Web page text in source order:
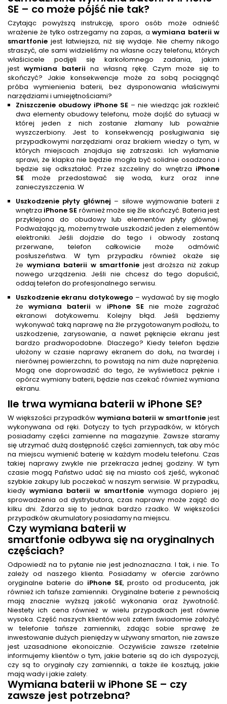
SE – co może pójść nie tak?
Czytając powyższą instrukcję, sporo osób może odnieść
wrażenie że tylko ostrzegamy na zapas, awymiana baterii w
smartfonie jest łatwiejsza, niż się wydaje. Nie chemy nikogo
straszyć, ale sami widzieliśmy na własne oczy telefonu, których
właśicicele podjęli się karkołomnego zadania, jakim
jestwymiana baterii na własną rękę. Czym może się to
skończyć? Jakie konsekwencje może za sobą pociągnąć
próba wymienienia baterii, bez dysponowania właściwymi
narzędziami i umiejętnościami?
Zniszczenie obudowy iPhone SE – nie wiedząc jak rozkleić
dwa elementy obudowy telefonu, może dojść do sytuacji w
której jeden z nich zostanie złamany lub poważnie
wyszczerbiony. Jest to konsekwencją posługiwania się
przypadkowymi narzędziami oraz brakiem wiedzy o tym, w
których miejscach znajduja się zatrszaski. Ich wyłamanie
sprawi, że klapka nie będzie mogła być solidnie osadzona i
będzie się odkształać. Przez szczeliny do wnętrza iPhone
SE może przedostawać się woda, kurz oraz inne
zanieczyszczenia. W
Uszkodzenie płyty głównej – siłowe wyjmowanie baterii z
wnętrza iPhone SE również może się źle skończyć. Bateria jest
przyklejona do obudowy lub elementów płyty głównej.
Podważając ją, możemy trwale uszkodzić jeden z elementów
elektroniki. Jeśli dojdzie do tego i obwody zostaną
przerwane, telefon całkowicie może odmówić
posłuszeństwa. W tym przypadku również okaże się
że wymiana baterii w smartfonie jest droższa niż zakup
nowego urządzenia. Jeśli nie chcesz do tego dopuścić,
oddaj telefon do profesjonalnego serwisu.
Uszkodzenie ekranu dotykowego – wydawać by się mogło
żewymiana baterii w iPhone SEnie może zagrażać
ekranowi dotykowemu. Kolejny błąd. Jeśli będziemy
wykonywać taką naprawę na źle przygotowanym podłożu, to
uszkodzenie, zarysowanie, a nawet pęknięcie ekranu jest
bardzo pradwopodobne. Dlaczego? Kiedy telefon będzie
ułożony w czasie naprawy ekranem do dołu, na twardej i
nierównej powierzchni, to powstają na nim duże naprężenia.
Mogą one doprowadzić do tego, że wyświetlacz pęknie i
opórcz wymiany baterii, będzie nas czekać również wymiana
ekranu.
Ile trwa wymiana baterii w iPhone SE?
W większości przypadków wymiana baterii w smartfonie jest
wykonywana od ręki. Dotyczy to tych przypadków, w których
posiadamy części zamienne na magazynie. Zawsze staramy
się utrzymać dużą dostępność części zamiennych, tak aby móc
na miejscu wymienić baterię w każdym modelu telefonu. Czas
takiej naprawy zwykle nie przekracza jednej godziny. W tym
czasie mogą Państwo udać się na miasto coś zjeść, wykonać
szybkie zakupy lub poczekać w naszym serwisie. W przypadku,
kiedy wymiana baterii w smartfoniewymaga dopiero jej
sprowadzenia od dystrybutora, czas naprawy może zająć do
kilku dni. Zdarza się to jednak bardzo rzadko. W większości
przypadków akumulatory posiadamy na miejscu.
Czywymiana baterii w
smartfonie odbywa się na oryginalnych
częściach?
Odpowiedź na to pytanie nie jest jednoznaczna. I tak, i nie. To
zależy od naszego klienta. Posiadamy w ofercie zarówno
oryginalne baterie do iPhone SE, prosto od producenta, jak
również ich tańsze zamienniki. Oryginalne baterie z pewnością
mają znacznie wyższą jakość wykonania oraz żywotność.
Niestety ich cena również w wielu przypadkach jest równie
wysoka. Część naszych klientów woli zatem świadomie założyć
w telefonie tańsze zamienniki, zdając sobie sprawę że
inwestowanie dużych pieniędzy w używany smarton, nie zawsze
jest uzasadnione ekonoicznie. Oczywiście zawsze rzetelnie
informujemy klientów o tym, jakie baterie są do ich dyspozycji,
czy są to oryginały czy zamienniki, a także ile kosztują, jakie
mają wady i jakie zalety.
Wymiana baterii w iPhone SE – czy
zawsze jest potrzebna?